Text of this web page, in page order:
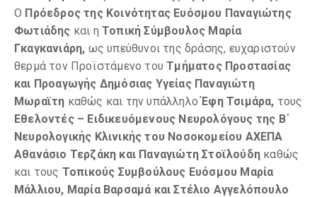
Ο Πρόεδρος της Κοινότητας Ευόσμου Παναγιώτης
Φωτιάδης και ηΤοπική Σύμβουλος Μαρία
Γκαγκανιάρη, ως υπεύθυνοι της δράσης, ευχαριστούν
θερμά τον Προϊστάμενο τουΤμήματος Προστασίας
και Προαγωγής Δημόσιας Υγείας Παναγιώτη
Μωραϊτη καθώς και την υπάλληλοΈφη Τσιμάρα, τους
Εθελοντές – Ειδικευόμενους Νευρολόγους της Β΄
Νευρολογικής Κλινικής του Νοσοκομείου ΑΧΕΠΑ
Αθανάσιο Τερζάκη και Παναγιώτη Στοϊλούδη καθώς
και τους Τοπικούς Συμβούλους Ευόσμου Μαρία
Μάλλιου, Μαρία Βαρσαμά και Στέλιο Αγγελόπουλο